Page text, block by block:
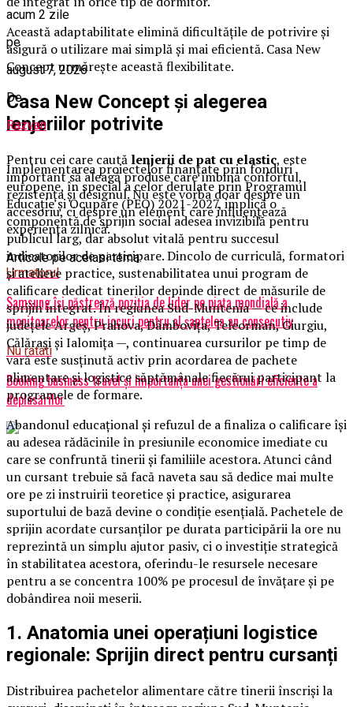
Această adaptabilitate elimină dificultățile de potrivire și
asigură o utilizare mai simplă și mai eficientă. Casa New
Concept urmărește această flexibilitate.
Casa New Concept și alegerea
lenjeriilor potrivite
Pentru cei care caută lenjerii de pat cu elastic, este
important să aleagă produse care îmbină confortul,
rezistența și designul. Nu este vorba doar despre un
accesoriu, ci despre un element care influențează
experiența zilnică.
Articole pe aceiasi tema:
Urmatorul
Samsung își păstrează poziția de lider pe piața mondială a
monitoarelor pentru jocuri pentru al șaptelea an consecutiv
Nu ratati
Booking business travel și importanța unei gestionări eficiente a
deplasărilor
acum 2 zile
pe
august 7, 2026
De
Razvan
Implementarea proiectelor finanțate prin fonduri
europene, în special a celor derulate prin Programul
Educație și Ocupare (PEO) 2021-2027, implică o
componentă de sprijin social adesea invizibilă pentru
publicul larg, dar absolut vitală pentru succesul
indicatorilor de participare. Dincolo de curriculă, formatori
și ateliere practice, sustenabilitatea unui program de
calificare dedicat tinerilor depinde direct de măsurile de
sprijin integrat. În regiunea Sud-Muntenia — ce include
județele Argeș, Prahova, Dâmbovița, Teleorman, Giurgiu,
Călărași și Ialomița —, continuarea cursurilor pe timp de
vară este susținută activ prin acordarea de pachete
alimentare și logistice săptămânale fiecărui participant la
programele de formare.
Abandonul educațional și refuzul de a finaliza o calificare își
au adesea rădăcinile în presiunile economice imediate cu
care se confruntă tinerii și familiile acestora. Atunci când
un cursant trebuie să facă naveta sau să dedice mai multe
ore pe zi instruirii teoretice și practice, asigurarea
suportului de bază devine o condiție esențială. Pachetele de
sprijin acordate cursanților pe durata participării la ore nu
reprezintă un simplu ajutor pasiv, ci o investiție strategică
în stabilitatea acestora, oferindu-le resursele necesare
pentru a se concentra 100% pe procesul de învățare și pe
dobândirea noii meserii.
1. Anatomia unei operațiuni logistice
regionale: Sprijin direct pentru cursanți
Distribuirea pachetelor alimentare către tinerii înscriși la